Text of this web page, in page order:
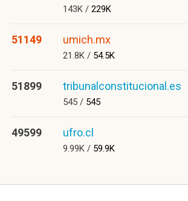
143K / 229K
51149 umich.mx
21.8K / 54.5K
51899 tribunalconstitucional.es
545 / 545
49599 ufro.cl
9.99K / 59.9K